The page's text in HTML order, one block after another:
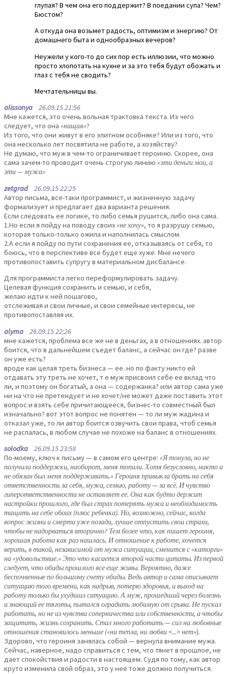
глупая? В чем она его поддержит? В поедании супа? Чем?
Бюстом?
А откуда она возьмет радость, оптимизм и энергию? От
домашнего быта и однообразных вечеров?
Неужели у кого-то до сих пор есть иллюзии, что можно
просто хлопотать на кухне и за это тебя будут обожать и
глаз с тебя не сводить?
Мечтательницы вы.
alissonya 26.09.15 21:56
Мне кажется, это очень вольная трактовка текста. Из чего
следует, что она «нищая»?
Из того, что они живут в его элитном особняке? Или из того, что
она несколько лет посвятила не работе, а хозяйству?
Не думаю, что муж в чем-то ограничивает героиню. Скорее, она
сама зачем-то проводит очень строгую линию «эти деньги мои, а
эти — мужа»
zetgrad26.09.15 22:25
Автор письма, все-таки программист, и жизненную задачу
формализует и предлагает два варианта решения.
Если следовать ее логике, то либо семья рушится, либо она сама.
1.Но если я пойду на поводу своих«не хочу», то я разрушу семью,
которая только-только ожила и наполнилась смыслом.
2.А если я пойду по пути сохранения ее, отказываясь от себя, то
боюсь, что в перспективе все будет еще хуже. Мне нечего
противопоставить супругу в материальном дисбалансе.
Для программиста легко переформулировать задачу.
Целевая функция сохранить и семью, и себя,
желаю идти к ней пошагово,
отслеживая и свои личные, и свои семейные интересы, не
противопоставляя их.
alyma 26.09.15 22:26
мне кажется, проблема все же не в деньгах, а в отношениях. автор
боится, что в дальнейшем съедет баланс, а сейчас он где? разве
он уже есть?
вроде как целая треть бизнеса — ее. но по факту никто ей
отдавать эту треть не хочет, т е муж присвоил себе ее вклад что
ли, и поэтому он богатый, а она — содержанка? или автор сама уже
ни на что не претендует и не хочет/не может даже поставить этот
вопрос и взять себе причитающееся, бизнес-то совместный был
изначально? вот этот вопрос не понятен — то ли муж жадина и
отказал уже, то ли автор боится озвучить свои права, чтоб семья
не распалась, в любом случае не похоже на баланс в отношениях.
solodka 26.09.15 23:58
По-моему, ключ к письму — в самом его центре: «Я тонула, но не
получила поддержки, наоборот, меня топили. Хотя безусловно, никто и
не обязан был меня поддерживать.» Героиня привыкла брать на себя
ответственность за себя, мужа, семью, работу — за всё. И чувство
гиперответственности не оставляет ее. Она как будто держит
настройки прошлого, где был страх потерять мужа и необходимость
тащить на себе обоих (плюс ребенка). Но, возможно, сейчас, когда
вопрос жизни и смерти уже позади, лучше отпустить свои страхи,
чтобы не надорваться вторично? Тем более что, как пишет героиня,
хорошая работа как раз нашлась. И отношение к работе, хочется
верить, в такой, независимой от мужа ситуации, сменится с «каторги»
на «удовольствие.» Это что касается второй части цитаты. Из первой
следует, что обиды прошлого все еще живы. Вероятно, даже
беспочвенные по большому счету обиды. Ведь автор и сама описывает
ситуацию того времени, как надрыв, потерю здоровья, и выход на
работу только бы ухудшил ситуацию. А муж, прошедший через болезнь
и знающий ее тяготы, пытался оградить любимую от срыва. Не пускал
работать, но не из чувства соперничества или собственности, а чтобы
защитить, жизнь сохранить. Стал много работать — сил на любовные
отношения становилось меньше («ни тепла, ни любви <...> нет»).
Здорово, что героиня занялась собой — вернула внимание мужа.
Сейчас, наверное, надо справиться с тем, что тянет в прошлое, не
дает спокойствия и радости в настоящем. Судя по тому, как автор
круто изменила свой образ, это у нее тоже должно получиться.